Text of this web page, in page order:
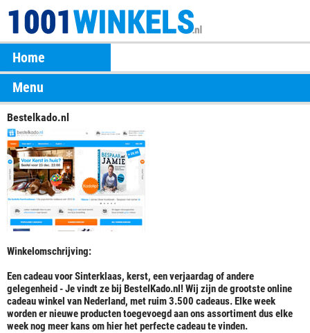
Home
Menu
Bestelkado.nl
Winkelomschrijving:
Een cadeau voor Sinterklaas, kerst, een verjaardag of andere
gelegenheid - Je vindt ze bij BestelKado.nl! Wij zijn de grootste online
cadeau winkel van Nederland, met ruim 3.500 cadeaus. Elke week
worden er nieuwe producten toegevoegd aan ons assortiment dus elke
week nog meer kans om hier het perfecte cadeau te vinden.